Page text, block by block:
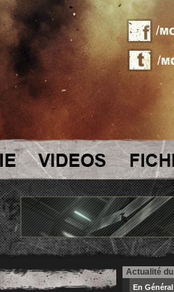
Actualité du
En Général